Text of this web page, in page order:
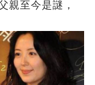
親至今是謎，